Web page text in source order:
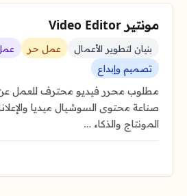
مونتير Video Editor
بنيان لتطوير الأعمال عمل حر
تصميم وإبداع
مطلوب محرر فيديو محترف للعمل
صناعة محتوى السوشيال ميديا
المونتاج والذكاء …